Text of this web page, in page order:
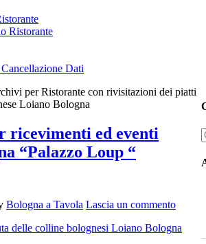
Ristorante
Dati
per Ristorante con rivisitazioni dei piatti
Loiano Bologna
ricevimenti ed eventi
“Palazzo Loup “
Bologna a Tavola Lascia un commento